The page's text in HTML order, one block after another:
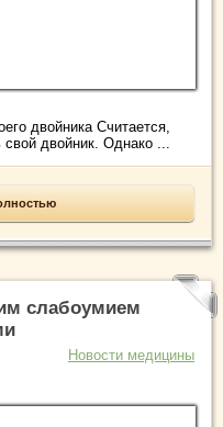
двойника Считается,
двойник. Однако ...
слабоумием
Новости медицины